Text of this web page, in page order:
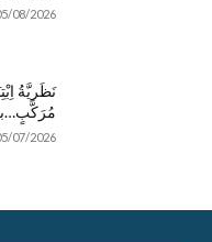
08/2026
نَظَريَّةُ
07/2026